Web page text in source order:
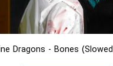
Dragons - Bones